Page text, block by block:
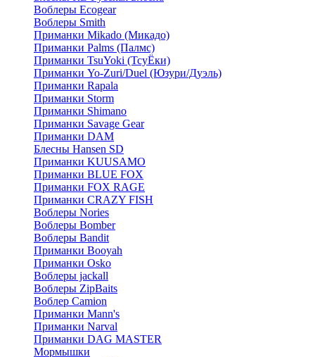
Воблеры Ecogear
Воблеры Smith
Приманки Mikado (Микадо)
Приманки Palms (Палмс)
Приманки TsuYoki (ТсуЁки)
Приманки Yo-Zuri/Duel (Юзури/Дуэль)
Приманки Rapala
Приманки Storm
Приманки Shimano
Приманки Savage Gear
Приманки DAM
Блесны Hansen SD
Приманки KUUSAMO
Приманки BLUE FOX
Приманки FOX RAGE
Приманки CRAZY FISH
Воблеры Nories
Воблеры Bomber
Воблеры Bandit
Приманки Booyah
Приманки Osko
Воблеры jackall
Воблеры ZipBaits
Воблер Camion
Приманки Mann's
Приманки Narval
Приманки DAG MASTER
Мормышки